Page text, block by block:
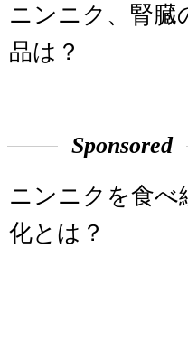
ニンニク、腎臓
品は？
Sponsored
ニンニクを食べ
化とは？